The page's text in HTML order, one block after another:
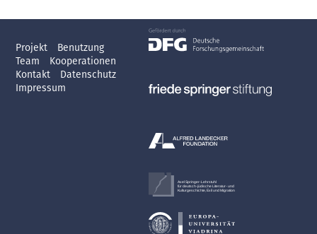
Projekt
Benutzung
Team
Kooperationen
Kontakt
Datenschutz
Impressum
Axel Springer-Lehrstuhl
für deutsch-jüdische Literatur- und
Kulturgeschichte, Exil und Migration